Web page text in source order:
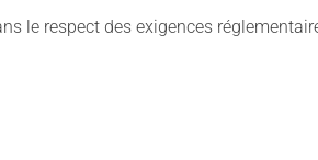
le respect des exigences